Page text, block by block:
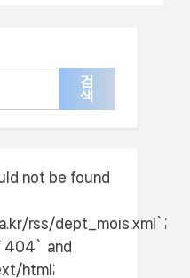
검
색
not be found
rss/dept_mois.xml`;
and
html;